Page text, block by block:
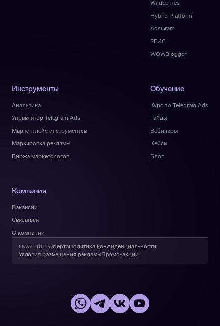
Wildberries
Hybrid Platform
AdsGram
2ГИС
WOWBlogger
Инструменты
Аналитика
Управлятор Telegram Ads
Маркетплейс инструментов
Маркировка рекламы
Биржа маркетологов
Обучение
Курс по Telegram Ads
Гайды
Вебинары
Кейсы
Блог
Компания
Вакансии
Связаться
О компании
ООО “101”ОфертаПолитика конфиденциальности
Условия размещения рекламыПромо-акции